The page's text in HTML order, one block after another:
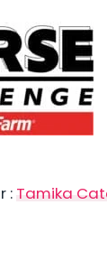
: Tamika